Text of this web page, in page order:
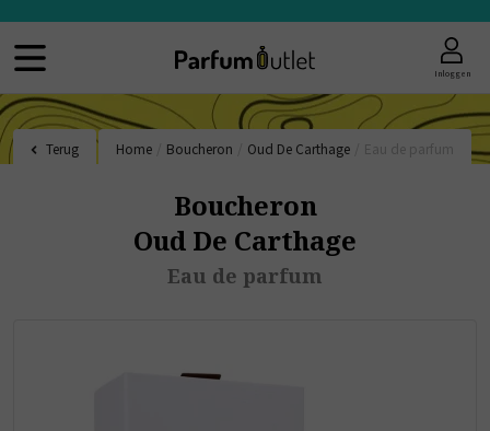
Inloggen
Terug Home Boucheron Oud De Carthage
Boucheron
Oud De Carthage
Eau de parfum